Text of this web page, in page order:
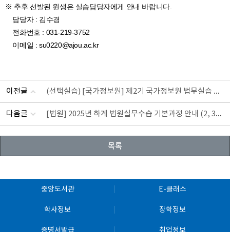
※ 추후 선발된 원생은 실습담당자에게 안내 바랍니다.
담당자 : 김수경
전화번호 : 031-219-3752
이메일 : su0220@ajou.ac.kr
이전글 (선택실습) [국가정보원] 제2기 국가정보원 법무실습 과정 모집공고
다음글 [법원] 2025년 하계 법원실무수습 기본과정 안내 (2, 3학년 대상)
목록
중앙도서관 E-클래스
학사정보 장학정보